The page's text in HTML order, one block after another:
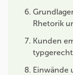
Rhetorik
Kunden
Einwände